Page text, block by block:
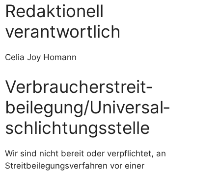
Redaktionell
verantwortlich
Celia Joy Homann
Verbraucher­streit­
beilegung/Universal­
schlichtungs­stelle
Wir sind nicht bereit oder verpflichtet, an
Streitbeilegungsverfahren vor einer